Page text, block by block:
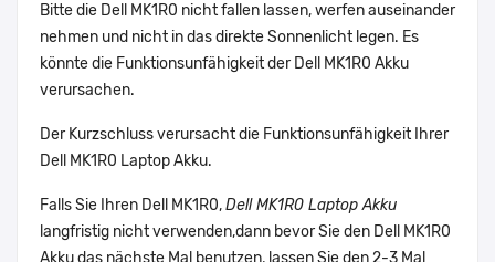
Bitte die Dell MK1R0 nicht fallen lassen, werfen auseinander
nehmen und nicht in das direkte Sonnenlicht legen. Es
könnte die Funktionsunfähigkeit der Dell MK1R0 Akku
verursachen.
Der Kurzschluss verursacht die Funktionsunfähigkeit Ihrer
Dell MK1R0 Laptop Akku.
Falls Sie Ihren Dell MK1R0,Dell MK1R0 Laptop Akku
langfristig nicht verwenden,dann bevor Sie den Dell MK1R0
Akku das nächste Mal benutzen, lassen Sie den 2-3 Mal